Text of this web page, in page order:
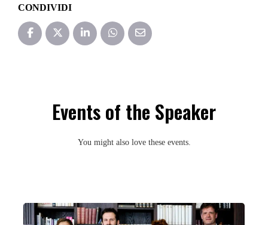
CONDIVIDI
Events of the Speaker
You might also love these events.